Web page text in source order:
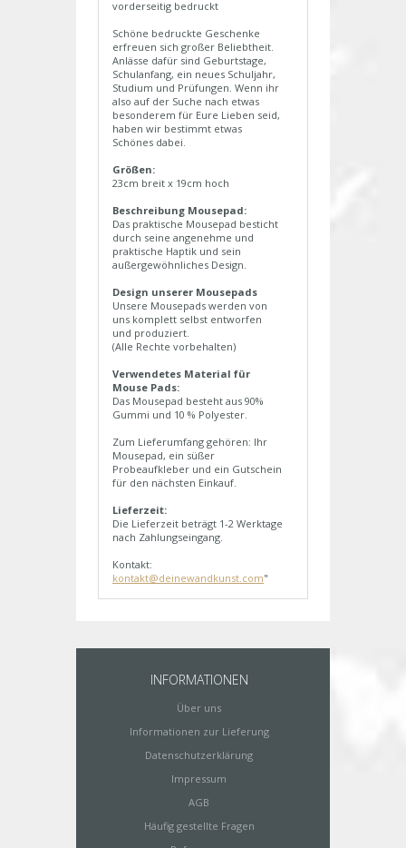
vorderseitig bedruckt
Schöne bedruckte Geschenke
erfreuen sich großer Beliebtheit.
Anlässe dafür sind Geburtstage,
Schulanfang, ein neues Schuljahr,
Studium und Prüfungen. Wenn ihr
also auf der Suche nach etwas
besonderem für Eure Lieben seid,
haben wir bestimmt etwas
Schönes dabei.
Größen:
23cm breit x 19cm hoch
Beschreibung Mousepad:
Das praktische Mousepad besticht
durch seine angenehme und
praktische Haptik und sein
außergewöhnliches Design.
Design unserer Mousepads
Unsere Mousepads werden von
uns komplett selbst entworfen
und produziert.
(Alle Rechte vorbehalten)
Verwendetes Material für
Mouse Pads:
Das Mousepad besteht aus 90%
Gummi und 10 % Polyester.
Zum Lieferumfang gehören: Ihr
Mousepad, ein süßer
Probeaufkleber und ein Gutschein
für den nächsten Einkauf.
Lieferzeit:
Die Lieferzeit beträgt 1-2 Werktage
nach Zahlungseingang.
Kontakt:
kontakt@deinewandkunst.com"
INFORMATIONEN
Über uns
Informationen zur Lieferung
Datenschutzerklärung
Impressum
AGB
Häufig gestellte Fragen